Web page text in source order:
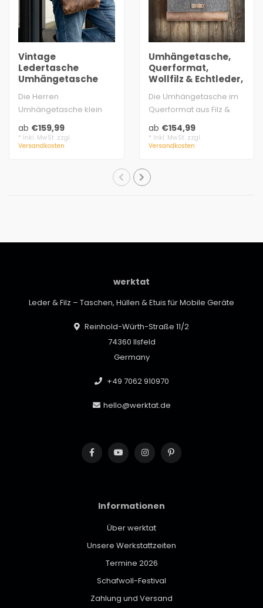
Vintage
Ledertasche
Umhängetasche
Die Herren
Umhängetasche klein
aus Vintage Leder. Die
handliche Ledertasche
ist..
ab €159,99
* Inkl. MwSt. zzgl.
Versandkosten
Umhängetasche,
Querformat,
Wollfilz & Echtleder,
Die Umhängetasche im
Querformat aus Filz &
Leder begeistert mit
puristischem Vi..
ab €154,99
* Inkl. MwSt. zzgl.
Versandkosten
werktat
Leder & Filz – Taschen, Hüllen & Etuis für Mobile Geräte
Reinhold-Würth-Straße 11/2
74360 Ilsfeld
Germany
+49 7062 910970
hello@werktat.de
Informationen
Über werktat
Unsere Werkstattzeiten
Termine 2026
Schafwoll-Festival
Zahlung und Versand